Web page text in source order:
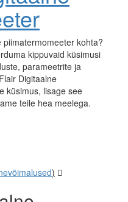
kohta?
kippuvaid küsimusi
parameetrite ja
Digitaalne
küsimus, lisage see
teile hea meelega.
)